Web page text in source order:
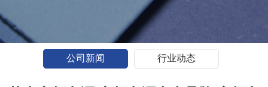
公司新闻 行业动态